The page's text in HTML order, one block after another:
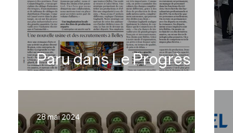
Paru dans Le Progrès
28 mai 2024